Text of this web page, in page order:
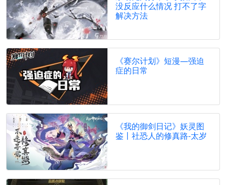
没反应什么情况 打不了字
解决方法
《赛尔计划》短漫—强迫
症的日常
《我的御剑日记》妖灵图
鉴丨社恐人的修真路-太岁